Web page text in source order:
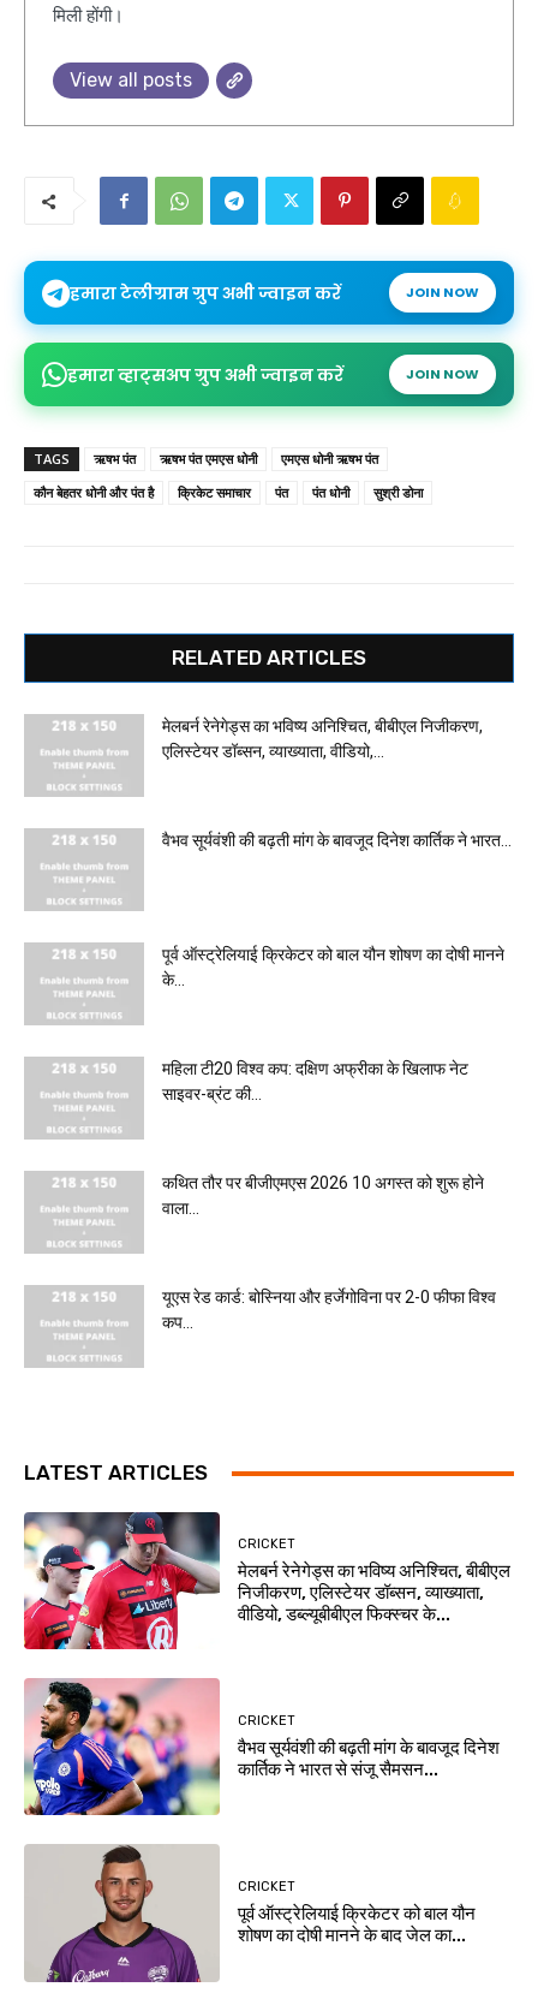
मिली होंगी।
View all posts
हमारा टेलीग्राम ग्रुप अभी ज्वाइन करें JOIN NOW
हमारा व्हाट्सअप ग्रुप अभी ज्वाइन करें JOIN NOW
TAGS ऋषभ पंत ऋषभ पंत एमएस धोनी
एमएस धोनी ऋषभ पंत
कौन बेहतर धोनी और पंत है
क्रिकेट समाचार पंत पंत धोनी सुश्री डोना
RELATED ARTICLES
मेलबर्न रेनेगेड्स का भविष्य अनिश्चित, बीबीएल निजीकरण,
एलिस्टेयर डॉब्सन, व्याख्याता, वीडियो,...
वैभव सूर्यवंशी की बढ़ती मांग के बावजूद दिनेश कार्तिक ने भारत...
पूर्व ऑस्ट्रेलियाई क्रिकेटर को बाल यौन शोषण का दोषी मानने
के...
महिला टी20 विश्व कप: दक्षिण अफ्रीका के खिलाफ नेट
साइवर-ब्रंट की...
कथित तौर पर बीजीएमएस 2026 10 अगस्त को शुरू होने
वाला...
यूएस रेड कार्ड: बोस्निया और हर्जेगोविना पर 2-0 फीफा विश्व
कप...
LATEST ARTICLES
CRICKET
मेलबर्न रेनेगेड्स का भविष्य अनिश्चित, बीबीएल
निजीकरण, एलिस्टेयर डॉब्सन, व्याख्याता,
वीडियो, डब्ल्यूबीबीएल फिक्स्चर के...
CRICKET
वैभव सूर्यवंशी की बढ़ती मांग के बावजूद दिनेश
कार्तिक ने भारत से संजू सैमसन...
CRICKET
पूर्व ऑस्ट्रेलियाई क्रिकेटर को बाल यौन
शोषण का दोषी मानने के बाद जेल का...